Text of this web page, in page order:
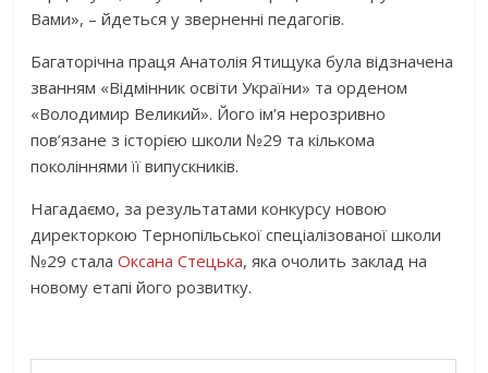
Вами», – йдеться у зверненні педагогів.
Багаторічна праця Анатолія Ятищука була відзначена
званням «Відмінник освіти України» та орденом
«Володимир Великий». Його ім’я нерозривно
пов’язане з історією школи №29 та кількома
поколіннями її випускників.
Нагадаємо, за результатами конкурсу новою
директоркою Тернопільської спеціалізованої школи
№29 сталаОксана Стецька, яка очолить заклад на
новому етапі його розвитку.